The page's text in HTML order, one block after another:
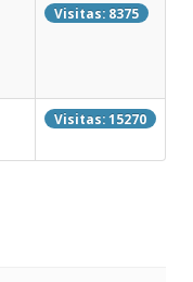
Visitas: 8375
Visitas: 15270